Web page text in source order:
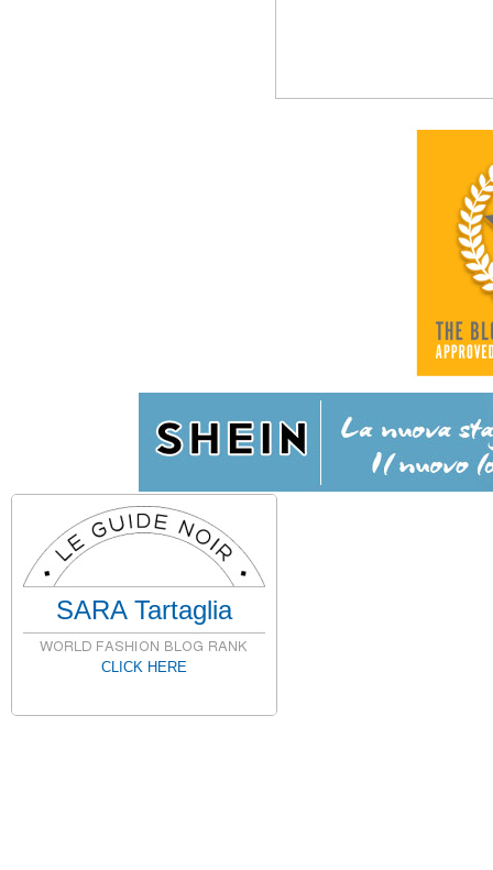
SARA Tartaglia
CLICK HERE